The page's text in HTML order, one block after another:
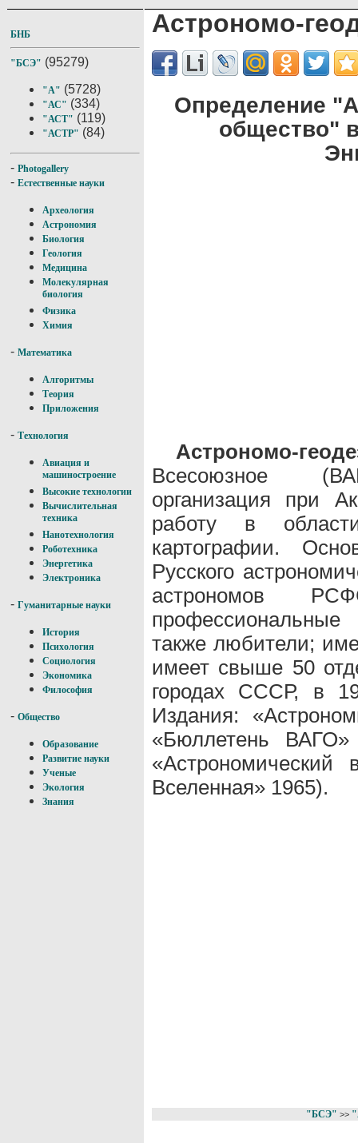
БНБ
"БСЭ" (95279)
"А" (5728)
"АС" (334)
"АСТ" (119)
"АСТР" (84)
- Photogallery
- Естественные науки
Археология
Астрономия
Биология
Геология
Медицина
Молекулярная
биология
Физика
Химия
- Математика
Алгоритмы
Теория
Приложения
- Технология
Авиация и
машиностроение
Высокие технологии
Вычислительная
техника
Нанотехнология
Роботехника
Энергетика
Электроника
- Гуманитарные науки
История
Психология
Социология
Экономика
Философия
- Общество
Образование
Развитие науки
Ученые
Экология
Знания
Астрономо-
Определение
общество"
Астрономо-
Всесоюзное
организация при
работу в
картографии.
Русского
астрономов
также любители;
имеет свыше 50
городах СССР, в
Издания:
«Бюллетень
Вселенная» 1965).
"БСЭ" >>